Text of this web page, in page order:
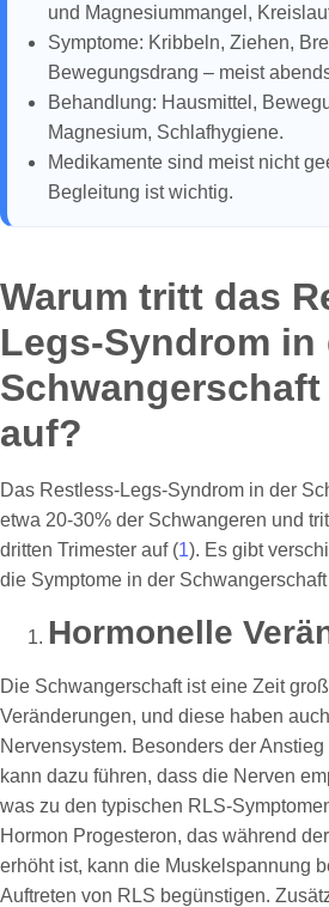
und Magnesiummangel,
Symptome: Kribbeln, Ziehen,
Bewegungsdrang – meist
Behandlung: Hausmittel,
Magnesium, Schlafhygiene.
Medikamente sind meist nicht
Begleitung ist wichtig.
Warum tritt das
Legs-Syndrom in
auf?
Das Restless-Legs-Syndrom in der
etwa 20-30% der Schwangeren und
dritten Trimester auf (1). Es gibt
die Symptome in der
Hormonelle
Die Schwangerschaft ist eine Zeit
Veränderungen, und diese haben
Nervensystem. Besonders der
kann dazu führen, dass die Nerven
was zu den typischen RLS-
Hormon Progesteron, das während
erhöht ist, kann die Muskelspannung
Auftreten von RLS begünstigen.